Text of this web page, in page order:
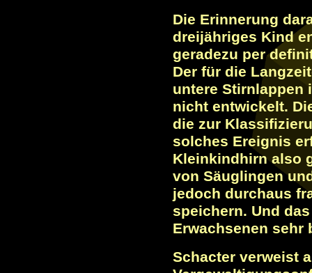
Die Erinnerung
dreijähriges Kind
geradezu per
Der für die
untere Stirnlappen
nicht entwickelt.
die zur
solches Ereignis
Kleinkindhirn also
von Säuglingen
jedoch durchaus
speichern. Und
Erwachsenen sehr
Schacter verweist